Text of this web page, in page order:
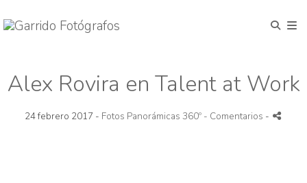
Alex Rovira en Talent at Work
24 febrero 2017 - Fotos Panorámicas 360º - Comentarios -